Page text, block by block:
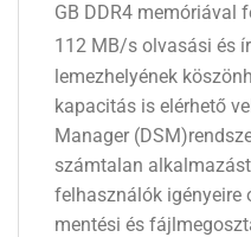
GB DDR4 memóriával
112 MB/s olvasási és
lemezhelyének
kapacitás is elérhető
Manager
számtalan
felhasználók
mentési és